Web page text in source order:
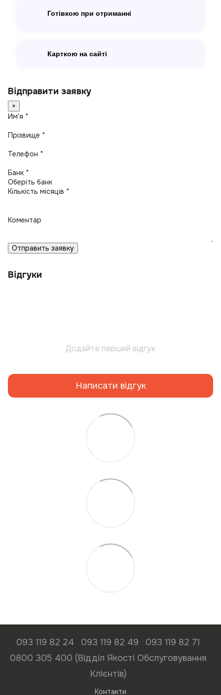
Готівкою при отриманні
Карткою на сайті
Відправити заявку
×
Имʼя *
Прізвище *
Телефон *
Банк *
Кількість місяців *
Коментар
Отправить заявку
Відгуки
Додайте перший відгук
Написати відгук
093 119 82 24 093 119 82 49
093 119 82 71
0800 305 400 (Відділ Якості Обслуговування
Клієнтів)
Контакти